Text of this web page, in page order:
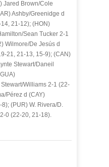
Jared Brown/Cole
Ashby/Greenidge d
21-12); (HON)
Sean Tucker 2-1
Wilmore/De Jesús d
21, 21-13, 15-9); (CAN)
Stewart/Daneil
Williams 2-1 (22-
Pérez d (CAY)
(PUR) W. Rivera/D.
0 (22-20, 21-18).